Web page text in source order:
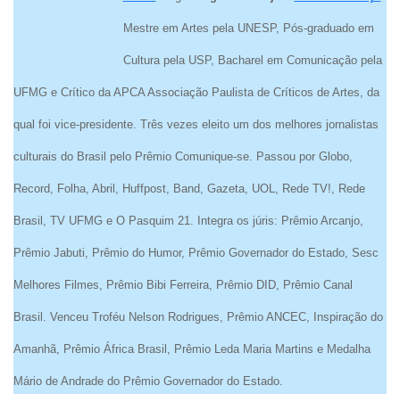
Mestre em Artes pela UNESP, Pós-graduado em
Cultura pela USP, Bacharel em Comunicação pela
UFMG e Crítico da APCA Associação Paulista de Críticos de Artes, da
qual foi vice-presidente. Três vezes eleito um dos melhores jornalistas
culturais do Brasil pelo Prêmio Comunique-se. Passou por Globo,
Record, Folha, Abril, Huffpost, Band, Gazeta, UOL, Rede TV!, Rede
Brasil, TV UFMG e O Pasquim 21. Integra os júris: Prêmio Arcanjo,
Prêmio Jabuti, Prêmio do Humor, Prêmio Governador do Estado, Sesc
Melhores Filmes, Prêmio Bibi Ferreira, Prêmio DID, Prêmio Canal
Brasil. Venceu Troféu Nelson Rodrigues, Prêmio ANCEC, Inspiração do
Amanhã, Prêmio África Brasil, Prêmio Leda Maria Martins e Medalha
Mário de Andrade do Prêmio Governador do Estado.